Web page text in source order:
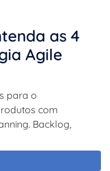
as 4
Agile
para o
com
Backlog,